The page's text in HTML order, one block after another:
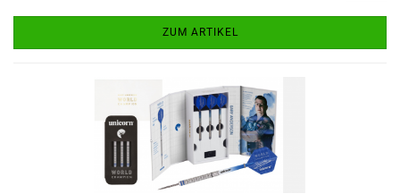
ZUM ARTIKEL